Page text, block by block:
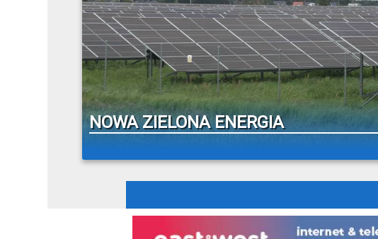
NOWA ZIELONA ENERGIA